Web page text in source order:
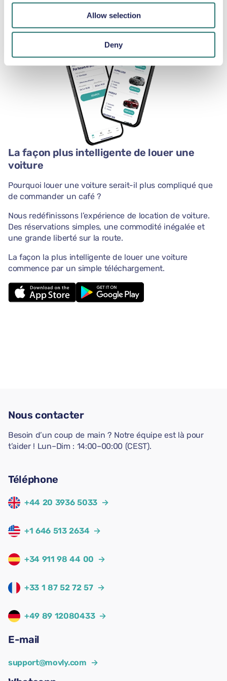
Allow selection
Deny
notre application.
La façon plus intelligente de louer une
voiture
Pourquoi louer une voiture serait-il plus compliqué que
de commander un café ?
Nous redéfinissons l’expérience de location de voiture.
Des réservations simples, une commodité inégalée et
une grande liberté sur la route.
La façon la plus intelligente de louer une voiture
commence par un simple téléchargement.
Nous contacter
Besoin d’un coup de main ? Notre équipe est là pour
t’aider ! Lun–Dim : 14:00–00:00 (CEST).
Téléphone
+44 20 3936 5033 →
+1 646 513 2634 →
+34 911 98 44 00 →
+33 1 87 52 72 57 →
+49 89 12080433 →
E-mail
support@movly.com →